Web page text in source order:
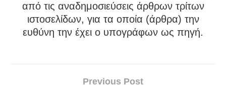
από τις αναδημοσιεύσεις άρθρων τρίτων
ιστοσελίδων, για τα οποία (άρθρα) την
ευθύνη την έχει ο υπογράφων ως πηγή.
Previous Post